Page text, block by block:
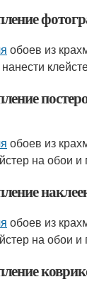
обоев из
обоев из
на обои и
обоев из
на обои и